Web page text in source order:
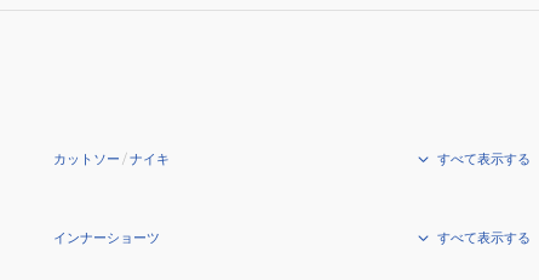
カットソー /ナイキ すべて表示する
インナーショーツ すべて表示する